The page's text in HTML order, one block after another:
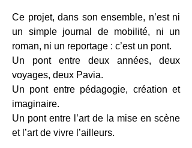
Ce projet, dans son ensemble, n’est ni
un simple journal de mobilité, ni un
roman, ni un reportage : c’est un pont.
Un pont entre deux années, deux
voyages, deux Pavia.
Un pont entre pédagogie, création et
imaginaire.
Un pont entre l’art de la mise en scène
et l’art de vivre l’ailleurs.